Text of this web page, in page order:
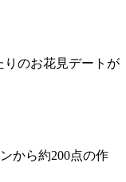
りのお花見デートが
から約200点の作